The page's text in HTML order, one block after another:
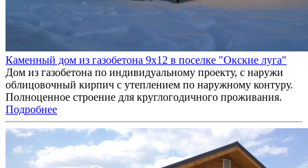
Каменный дом из газобетона 9х12 в поселке "Окские луга"
Дом из газобетона по индивидуальному проекту, с наружи
облицовочный кирпич с утеплением по наружному контуру.
Полноценное строение для круглогодичного проживания.
Подробнее